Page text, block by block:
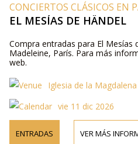
CONCIERTOS CLÁSICOS EN
EL MESÍAS DE HÄNDEL
Compra entradas para El Mesías
Madeleine, París. Para más
web.
Iglesia de la Magdalena
vie 11 dic 2026
ENTRADAS VER MÁS